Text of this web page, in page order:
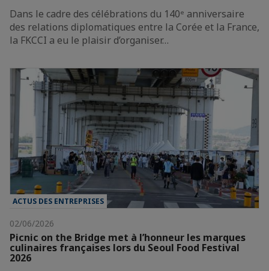
Dans le cadre des célébrations du 140ᵉ anniversaire
des relations diplomatiques entre la Corée et la France,
la FKCCI a eu le plaisir d’organiser…
ACTUS DES ENTREPRISES
02/06/2026
Picnic on the Bridge met à l’honneur les marques
culinaires françaises lors du Seoul Food Festival
2026